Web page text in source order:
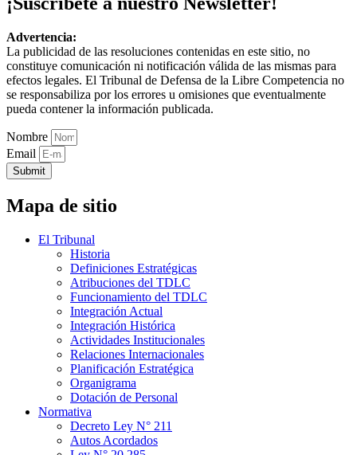
Advertencia:
La publicidad de las resoluciones contenidas en este sitio, no
constituye comunicación ni notificación válida de las mismas para
efectos legales. El Tribunal de Defensa de la Libre Competencia no
se responsabiliza por los errores u omisiones que eventualmente
pueda contener la información publicada.
Nombre
Email
Submit
Mapa de sitio
El Tribunal
Historia
Definiciones Estratégicas
Atribuciones del TDLC
Funcionamiento del TDLC
Integración Actual
Integración Histórica
Actividades Institucionales
Relaciones Internacionales
Planificación Estratégica
Organigrama
Dotación de Personal
Normativa
Decreto Ley N° 211
Autos Acordados